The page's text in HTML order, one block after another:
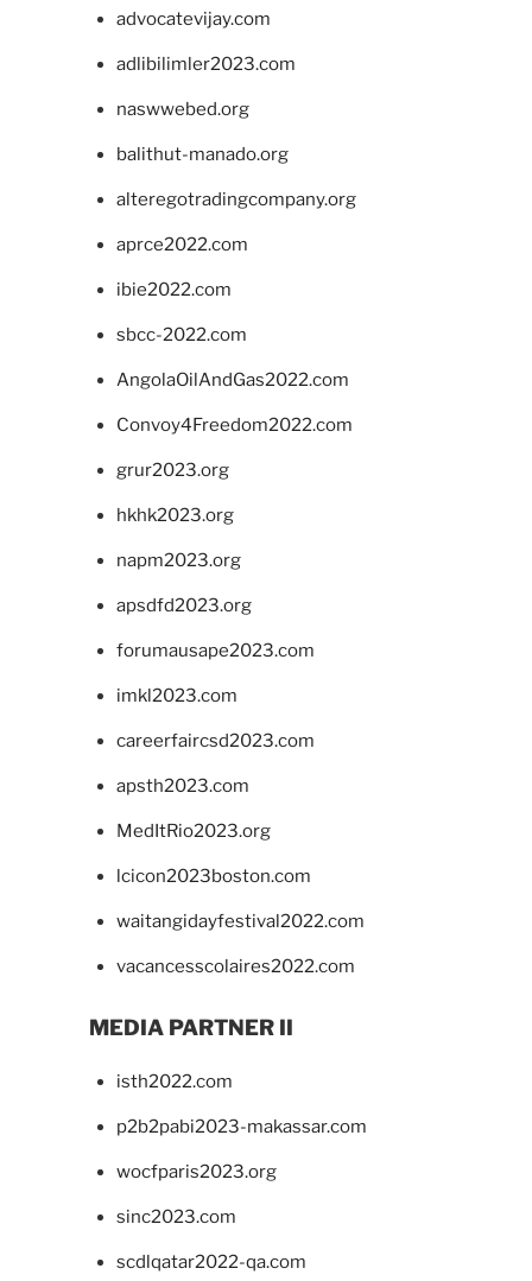
advocatevijay.com
adlibilimler2023.com
naswwebed.org
balithut-manado.org
alteregotradingcompany.org
aprce2022.com
ibie2022.com
sbcc-2022.com
AngolaOilAndGas2022.com
Convoy4Freedom2022.com
grur2023.org
hkhk2023.org
napm2023.org
apsdfd2023.org
forumausape2023.com
imkl2023.com
careerfaircsd2023.com
apsth2023.com
MedItRio2023.org
lcicon2023boston.com
waitangidayfestival2022.com
vacancesscolaires2022.com
MEDIA PARTNER II
isth2022.com
p2b2pabi2023-makassar.com
wocfparis2023.org
sinc2023.com
scdlqatar2022-qa.com